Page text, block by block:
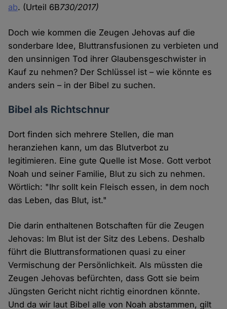
ab. (Urteil 6B730/2017)
Doch wie kommen die Zeugen Jehovas auf die
sonderbare Idee, Bluttransfusionen zu verbieten und
den unsinnigen Tod ihrer Glaubensgeschwister in
Kauf zu nehmen? Der Schlüssel ist – wie könnte es
anders sein – in der Bibel zu suchen.
Bibel als Richtschnur
Dort finden sich mehrere Stellen, die man
heranziehen kann, um das Blutverbot zu
legitimieren. Eine gute Quelle ist Mose. Gott verbot
Noah und seiner Familie, Blut zu sich zu nehmen.
Wörtlich: "Ihr sollt kein Fleisch essen, in dem noch
das Leben, das Blut, ist."
Die darin enthaltenen Botschaften für die Zeugen
Jehovas: Im Blut ist der Sitz des Lebens. Deshalb
führt die Bluttransformationen quasi zu einer
Vermischung der Persönlichkeit. Als müssten die
Zeugen Jehovas befürchten, dass Gott sie beim
Jüngsten Gericht nicht richtig einordnen könnte.
Und da wir laut Bibel alle von Noah abstammen, gilt